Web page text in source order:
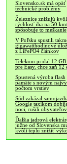
Slovensko.sk má opäť
technické problémy
Železnice znižujú
rýchlosť iba na 50 km/
spôsobuje to meškanie
V Poľsku spustili
gigawatthodinové
z LiFePO4 článkov
Telekom pridal 12 GB
pre Easy, chce zaň 12
Spustená výroba flash
pamäte s novým
počtom vrstiev
Súd zakázal
Google taxíkom
noci, rušili obyvateľov
Ďalšia jadrová
južne od Slovenska
kvôli teplu znížiť